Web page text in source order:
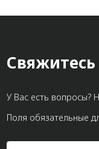
У Вас есть вопросы?
Поля обязательные